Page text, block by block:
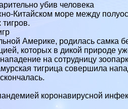
убив человека
Китайском море между
Америке, родилась самка
которых в дикой природе
на сотрудницу
тигрица совершила
коронавирусной